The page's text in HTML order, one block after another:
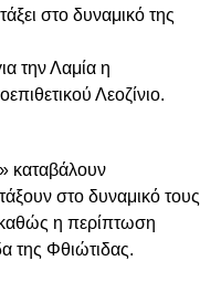
στο δυναμικό της
την Λαμία η
Λεοζίνιο.
καταβάλουν
στο δυναμικό τους
η περίπτωση
της Φθιώτιδας.